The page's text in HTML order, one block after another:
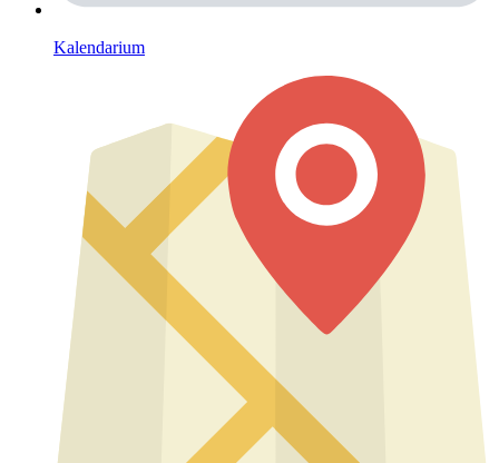
Kalendarium